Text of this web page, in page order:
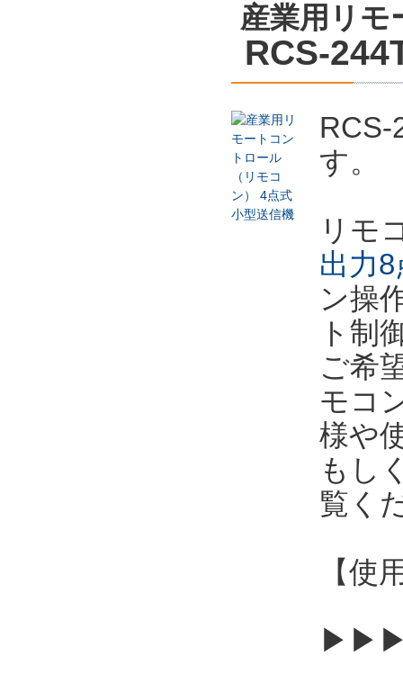
産業用リモ
RCS-
RCS-
す。
リモ
出力
ン操
ト制
ご希
モコ
様や
もし
覧く
【使